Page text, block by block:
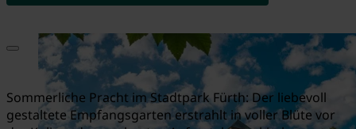
Sommerliche Pracht im Stadtpark Fürth: Der liebevoll
gestaltete Empfangsgarten erstrahlt in voller Blüte vor